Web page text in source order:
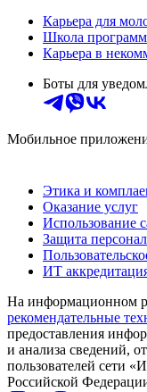
Карьера для
Школа
Карьера в
Боты для
Мобильное
Этика и
Оказание услуг
Использование
Защита
ИТ
На информационном
рекомендательные
предоставления
и анализа сведений,
пользователей сети
Российской